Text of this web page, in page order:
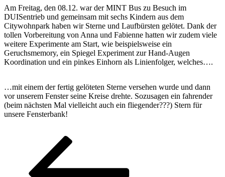
Am Freitag, den 08.12. war der MINT Bus zu Besuch im
DUISentrieb und gemeinsam mit sechs Kindern aus dem
Citywohnpark haben wir Sterne und Laufbürsten gelötet. Dank der
tollen Vorbereitung von Anna und Fabienne hatten wir zudem viele
weitere Experimente am Start, wie beispielsweise ein
Geruchsmemory, ein Spiegel Experiment zur Hand-Augen
Koordination und ein pinkes Einhorn als Linienfolger, welches….
…mit einem der fertig gelöteten Sterne versehen wurde und dann
vor unserem Fenster seine Kreise drehte. Sozusagen ein fahrender
(beim nächsten Mal vielleicht auch ein fliegender???) Stern für
unsere Fensterbank!
Seitennummerierung
Beiträge